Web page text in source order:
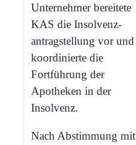
Unternehmer bereitete
KAS die Insolvenz­
antrag­stellung vor und
koordinierte die
Fortführung der
Apotheken in der
Insolvenz.
Nach Abstimmung mit